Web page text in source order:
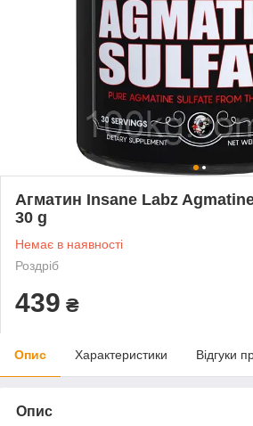
Агматин Insane Labz
30 g
Немає в наявності
Роздріб
439 ₴
Опис Характеристики Відгуки
Опис